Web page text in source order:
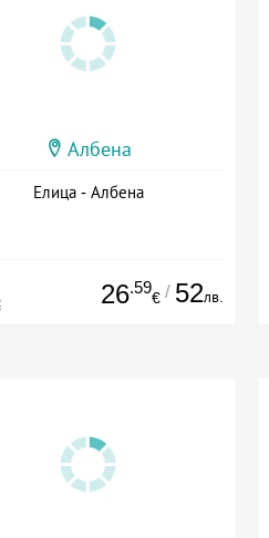
Албена
Елица - Албена
26.59
€ / 52лв.